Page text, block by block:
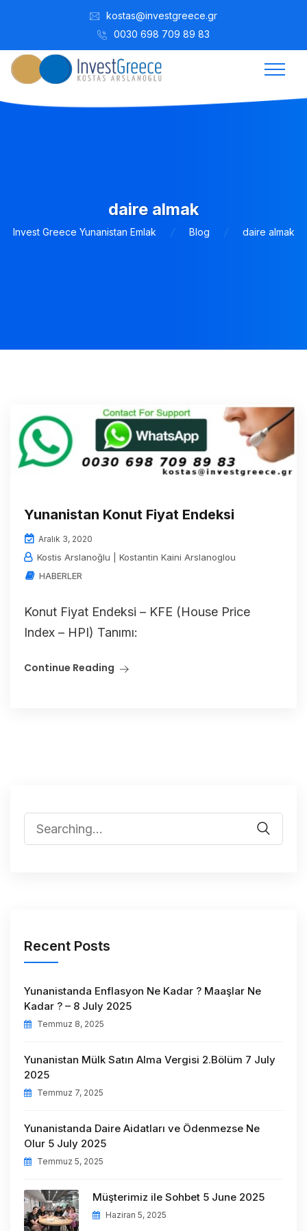
kostas@investgreece.gr
0030 698 709 89 83
daire almak
Invest Greece Yunanistan Emlak Blog daire almak
Yunanistan Konut Fiyat Endeksi
Aralık 3, 2020
Kostis Arslanoğlu | Kostantin Kaini Arslanoglou
HABERLER
Konut Fiyat Endeksi – KFE (House Price
Index – HPI) Tanımı:
Continue Reading
Recent Posts
Yunanistanda Enflasyon Ne Kadar ? Maaşlar Ne
Kadar ? – 8 July 2025
Temmuz 8, 2025
Yunanistan Mülk Satın Alma Vergisi 2.Bölüm 7 July
2025
Temmuz 7, 2025
Yunanistanda Daire Aidatları ve Ödenmezse Ne
Olur 5 July 2025
Temmuz 5, 2025
Müşterimiz ile Sohbet 5 June 2025
Haziran 5, 2025